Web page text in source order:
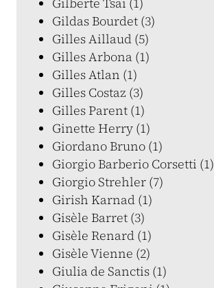
Gildas Bourdet (3)
Gilles Aillaud (5)
Gilles Arbona (1)
Gilles Atlan (1)
Gilles Costaz (3)
Gilles Parent (1)
Ginette Herry (1)
Giordano Bruno (1)
Giorgio Barberio Corsetti (1)
Giorgio Strehler (7)
Girish Karnad (1)
Gisèle Barret (3)
Gisèle Renard (1)
Gisèle Vienne (2)
Giulia de Sanctis (1)